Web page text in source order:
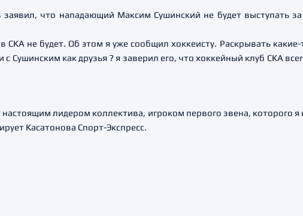
что нападающий Максим Сушинский не будет выступать
не будет. Об этом я уже сообщил хоккеисту. Раскрывать
Сушинским как друзья ? я заверил его, что хоккейный клуб СКА
лидером коллектива, игроком первого звена, которого я
Касатонова Спорт-Экспресс.